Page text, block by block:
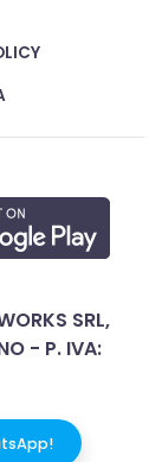
SRL,
- P. IVA: